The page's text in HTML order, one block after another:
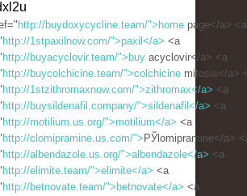
http://buydoxycycline.team/">home page</a> <a
http://1stpaxilnow.com/">paxil</a> <a
http://buyacyclovir.team/">buy acyclovir</a> <a
http://buycolchicine.team/">colchicine mitosis</a>
http://1stzithromaxnow.com/">zithromax</a> <a
http://buysildenafil.company/">sildenafil</a> <a
http://motilium.us.org/">motilium</a> <a
http://clomipramine.us.com/"> РЎlomipramine</a>
http://albendazole.us.org/">albendazole</a> <a
http://elimite.team/">elimite</a> <a
http://betnovate.team/">betnovate</a> <a